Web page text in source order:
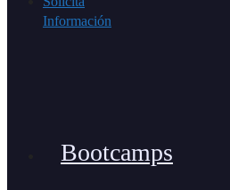
Información
Bootcamps